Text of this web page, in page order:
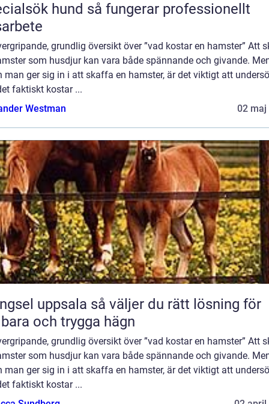
hund så fungerar professionellt
grundlig översikt över ”vad kostar en hamster” Att
som husdjur kan vara både spännande och givande.
man ger sig in i att skaffa en hamster, är det viktigt att
faktiskt kostar ...
Westman
02 maj
så väljer du rätt lösning för
och trygga hägn
grundlig översikt över ”vad kostar en hamster” Att
som husdjur kan vara både spännande och givande.
man ger sig in i att skaffa en hamster, är det viktigt att
faktiskt kostar ...